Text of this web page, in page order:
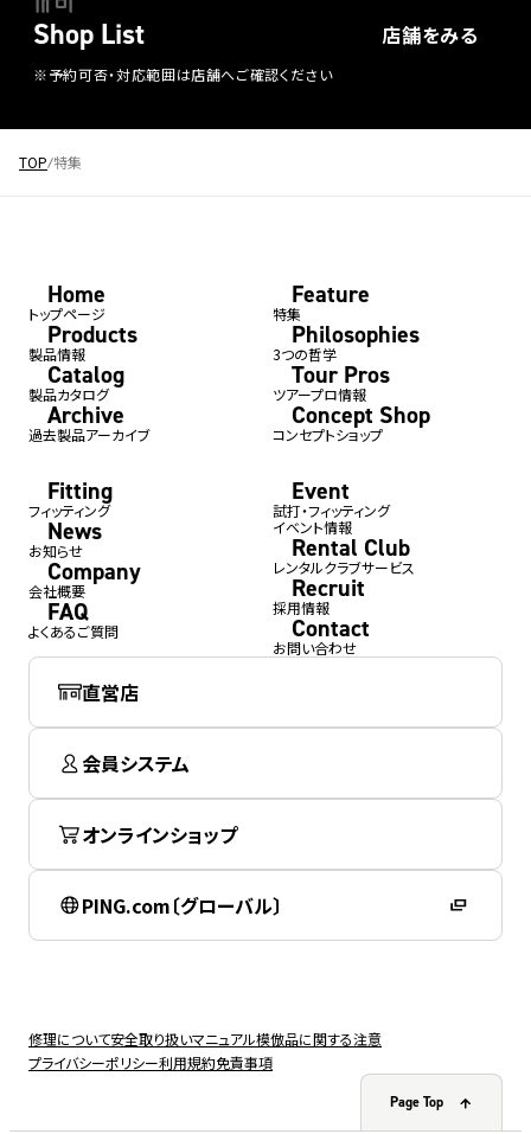
TOP 特集
Shop List 店舗をみる
※予約可否・対応範囲は店舗へご確認ください
Home
トップページ
Products
製品情報
Catalog
製品カタログ
Archive
過去製品アーカイブ
Feature
特集
Philosophies
3つの哲学
Tour Pros
ツアープロ情報
Concept Shop
コンセプトショップ
Fitting
フィッティング
News
お知らせ
Company
会社概要
FAQ
よくあるご質問
Event
試打・フィッティング
イベント情報
Rental Club
レンタルクラブサービス
Recruit
採用情報
Contact
お問い合わせ
直営店
会員システム
オンラインショップ
PING.com〔グローバル〕
修理について安全取り扱いマニュアル模倣品に関する注意
プライバシーポリシー利用規約免責事項
Page Top